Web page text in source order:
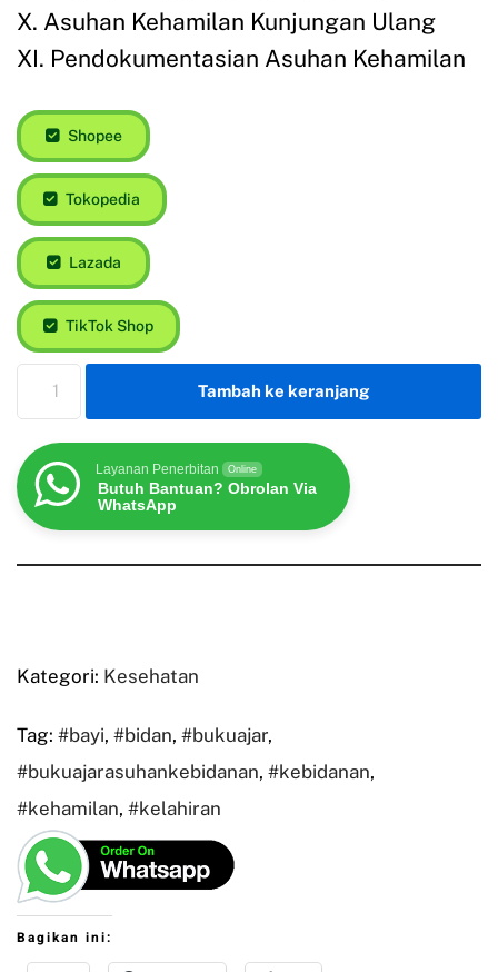
X. Asuhan Kehamilan Kunjungan Ulang
XI. Pendokumentasian Asuhan Kehamilan
Shopee
Tokopedia
Lazada
TikTok Shop
Tambah ke keranjang
Layanan Penerbitan Online
Butuh Bantuan? Obrolan Via
WhatsApp
Kategori: Kesehatan
Tag: #bayi, #bidan, #bukuajar,
#bukuajarasuhankebidanan, #kebidanan,
#kehamilan, #kelahiran
Bagikan ini: